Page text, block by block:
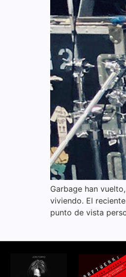
Garbage han
viviendo. El
punto de vista